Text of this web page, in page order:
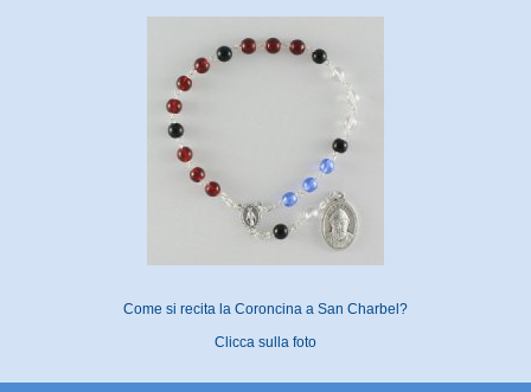
Come si recita la Coroncina a San Charbel?
Clicca sulla foto